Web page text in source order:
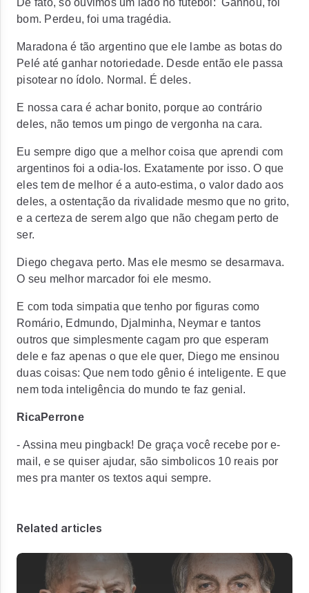
De fato, só ouvimos um lado no futebol: Ganhou, foi
bom. Perdeu, foi uma tragédia.
Maradona é tão argentino que ele lambe as botas do
Pelé até ganhar notoriedade. Desde então ele passa
pisotear no ídolo. Normal. É deles.
E nossa cara é achar bonito, porque ao contrário
deles, não temos um pingo de vergonha na cara.
Eu sempre digo que a melhor coisa que aprendi com
argentinos foi a odia-los. Exatamente por isso. O que
eles tem de melhor é a auto-estima, o valor dado aos
deles, a ostentação da rivalidade mesmo que no grito,
e a certeza de serem algo que não chegam perto de
ser.
Diego chegava perto. Mas ele mesmo se desarmava.
O seu melhor marcador foi ele mesmo.
E com toda simpatia que tenho por figuras como
Romário, Edmundo, Djalminha, Neymar e tantos
outros que simplesmente cagam pro que esperam
dele e faz apenas o que ele quer, Diego me ensinou
duas coisas: Que nem todo gênio é inteligente. E que
nem toda inteligência do mundo te faz genial.
RicaPerrone
- Assina meu pingback! De graça você recebe por e-
mail, e se quiser ajudar, são simbolicos 10 reais por
mes pra manter os textos aqui sempre.
Related articles